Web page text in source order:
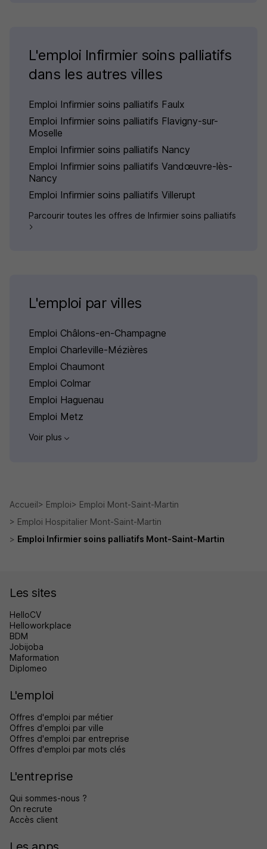
L'emploi Infirmier soins palliatifs
dans les autres villes
Emploi Infirmier soins palliatifs Faulx
Emploi Infirmier soins palliatifs Flavigny-sur-
Moselle
Emploi Infirmier soins palliatifs Nancy
Emploi Infirmier soins palliatifs Vandœuvre-lès-
Nancy
Emploi Infirmier soins palliatifs Villerupt
Parcourir toutes les offres de Infirmier soins palliatifs
L'emploi par villes
Emploi Châlons-en-Champagne
Emploi Charleville-Mézières
Emploi Chaumont
Emploi Colmar
Emploi Haguenau
Emploi Metz
Voir plus
Accueil Emploi
Emploi Mont-Saint-Martin
Emploi Hospitalier Mont-Saint-Martin
Emploi Infirmier soins palliatifs Mont-Saint-Martin
Les sites
HelloCV
Helloworkplace
BDM
Jobijoba
Maformation
Diplomeo
L'emploi
Offres d'emploi par métier
Offres d'emploi par ville
Offres d'emploi par entreprise
Offres d'emploi par mots clés
L'entreprise
Qui sommes-nous ?
On recrute
Accès client